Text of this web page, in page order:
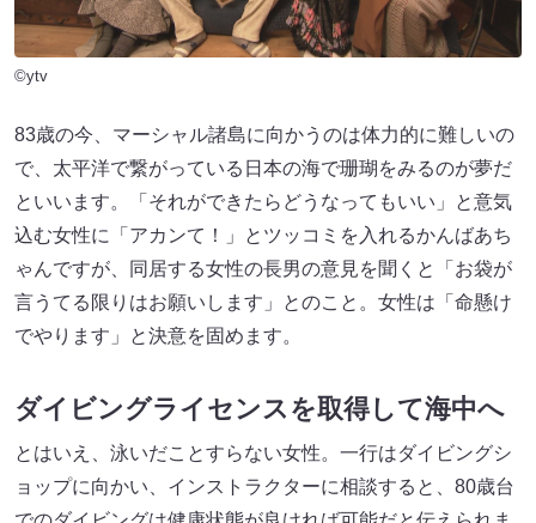
©ytv
83歳の今、マーシャル諸島に向かうのは体力的に難しいの
で、太平洋で繋がっている日本の海で珊瑚をみるのが夢だ
といいます。「それができたらどうなってもいい」と意気
込む女性に「アカンて！」とツッコミを入れるかんばあち
ゃんですが、同居する女性の長男の意見を聞くと「お袋が
言うてる限りはお願いします」とのこと。女性は「命懸け
でやります」と決意を固めます。
ダイビングライセンスを取得して海中へ
とはいえ、泳いだことすらない女性。一行はダイビングシ
ョップに向かい、インストラクターに相談すると、80歳台